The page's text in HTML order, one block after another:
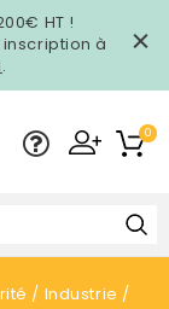
HT !
à
.
0
Industrie